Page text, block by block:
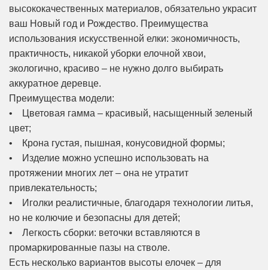
высококачественных материалов, обязательно украсит
ваш Новый год и Рождество. Преимущества
использования искусственной елки: экономичность,
практичность, никакой уборки елочной хвои,
экологично, красиво – не нужно долго выбирать
аккуратное деревце.
Преимущества модели:
• Цветовая гамма – красивый, насыщенный зеленый
цвет;
• Крона густая, пышная, конусовидной формы;
• Изделие можно успешно использовать на
протяжении многих лет – она не утратит
привлекательность;
• Иголки реалистичные, благодаря технологии литья,
но не колючие и безопасны для детей;
• Легкость сборки: веточки вставляются в
промаркированные пазы на стволе.
Есть несколько вариантов высоты елочек – для